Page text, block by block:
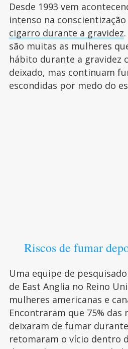
Desde 1993 vem
intenso na
cigarro durante a gravidez
são muitas as mulheres
hábito durante a gravidez
deixado, mas continuam
escondidas por medo do
Riscos de fumar
Uma equipe de
de East Anglia no Reino
mulheres americanas e
Encontraram que 75% das
deixaram de fumar
retomaram o vício dentro